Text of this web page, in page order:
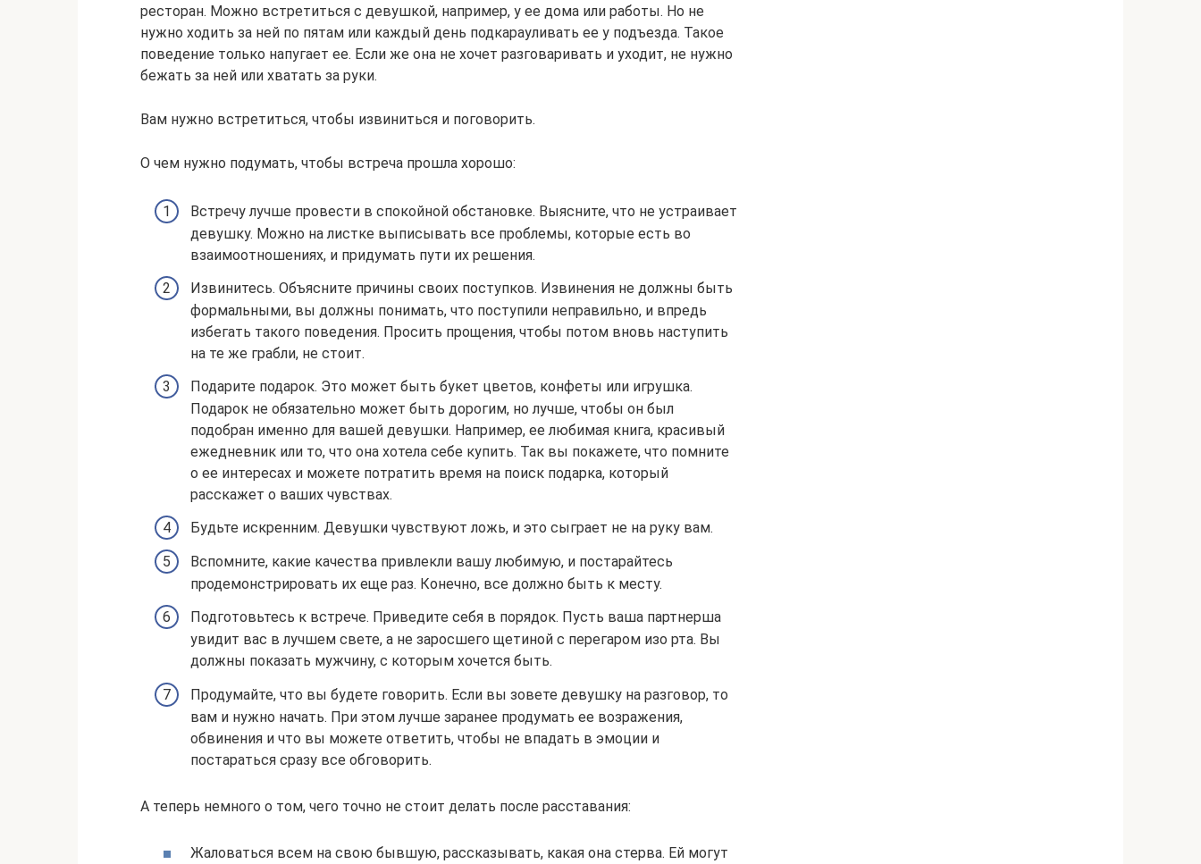
ресторан. Можно встретиться с девушкой, например, у ее дома или работы. Но не
нужно ходить за ней по пятам или каждый день подкарауливать ее у подъезда. Такое
поведение только напугает ее. Если же она не хочет разговаривать и уходит, не нужно
бежать за ней или хватать за руки.
Вам нужно встретиться, чтобы извиниться и поговорить.
О чем нужно подумать, чтобы встреча прошла хорошо:
Встречу лучше провести в спокойной обстановке. Выясните, что не устраивает
девушку. Можно на листке выписывать все проблемы, которые есть во
взаимоотношениях, и придумать пути их решения.
Извинитесь. Объясните причины своих поступков. Извинения не должны быть
формальными, вы должны понимать, что поступили неправильно, и впредь
избегать такого поведения. Просить прощения, чтобы потом вновь наступить
на те же грабли, не стоит.
Подарите подарок. Это может быть букет цветов, конфеты или игрушка.
Подарок не обязательно может быть дорогим, но лучше, чтобы он был
подобран именно для вашей девушки. Например, ее любимая книга, красивый
ежедневник или то, что она хотела себе купить. Так вы покажете, что помните
о ее интересах и можете потратить время на поиск подарка, который
расскажет о ваших чувствах.
Будьте искренним. Девушки чувствуют ложь, и это сыграет не на руку вам.
Вспомните, какие качества привлекли вашу любимую, и постарайтесь
продемонстрировать их еще раз. Конечно, все должно быть к месту.
Подготовьтесь к встрече. Приведите себя в порядок. Пусть ваша партнерша
увидит вас в лучшем свете, а не заросшего щетиной с перегаром изо рта. Вы
должны показать мужчину, с которым хочется быть.
Продумайте, что вы будете говорить. Если вы зовете девушку на разговор, то
вам и нужно начать. При этом лучше заранее продумать ее возражения,
обвинения и что вы можете ответить, чтобы не впадать в эмоции и
постараться сразу все обговорить.
А теперь немного о том, чего точно не стоит делать после расставания:
Жаловаться всем на свою бывшую, рассказывать, какая она стерва. Ей могут